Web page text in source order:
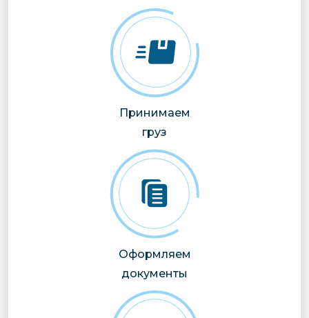
Принимаем
груз
Оформляем
документы